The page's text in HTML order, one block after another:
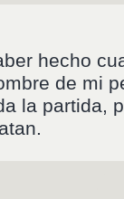
hecho
de mi
la partida,